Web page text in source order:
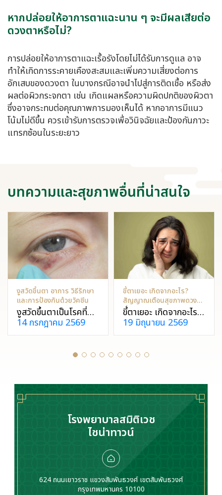
หากปล่อยให้อาการตาแฉะนาน ๆ จะมีผลเสียต่อ
ดวงตาหรือไม่?
การปล่อยให้อาการตาแฉะเรื้อรังโดยไม่ได้รับการดูแล อาจ
ทำให้เกิดการระคายเคืองสะสมและเพิ่มความเสี่ยงต่อการ
อักเสบของดวงตา ในบางกรณีอาจนำไปสู่การติดเชื้อ หรือส่ง
ผลต่อผิวกระจกตา เช่น เกิดแผลหรือความผิดปกติของผิวตา
ซึ่งอาจกระทบต่อคุณภาพการมองเห็นได้ หากอาการมีแนว
โน้มไม่ดีขึ้น ควรเข้ารับการตรวจเพื่อวินิจฉัยและป้องกันภาวะ
แทรกซ้อนในระยะยาว
บทความและสุขภาพอื่นที่น่าสนใจ
งูสวัดขึ้นตา อาการ วิธีรักษา
และการป้องกันด้วยวัคซีน
งูสวัดขึ้นตาเป็นโรคที่
ทำให้มีผื่นหรือตุ่มน้ำ
รอบดวงตา และปวด
แสบ ตาแดง หรือสู้แสง
ไม่ได้ รักษาโดยการให้ยา
วัคซีนและดูแลภูมิคุ้มกัน
ให้ทำงานปกติ
14 กรกฎาคม 2569
ขี้ตาเยอะ เกิดจากอะไร?
สัญญาณเตือนสุขภาพดวงตา
ที่ไม่ควรละเลย
ขี้ตาเยอะ เกิดจากอะไร?
รวมสาเหตุ อาการผิด
ปกติที่ควรระวัง พร้อม
วิธีดูแลและป้องกัน
ดวงตาอย่างถูกต้อง
ระยะยาว
19 มิถุนายน 2569
โรงพยาบาลสมิติเวช
ไชน่าทาวน์
624 ถนนเยาวราช แขวงสัมพันธวงศ์ เขตสัมพันธวงศ์
กรุงเทพมหานคร 10100